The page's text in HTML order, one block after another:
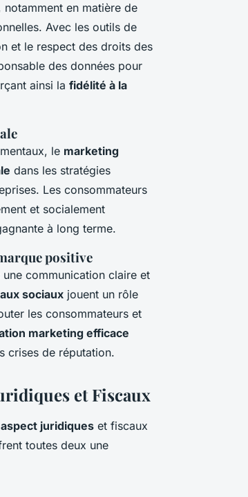
notamment en matière de
Avec les outils de
et le respect des droits des
des données pour
ainsi la fidélité à la
le marketing
dans les stratégies
Les consommateurs
et socialement
à long terme.
positive
communication claire et
sociaux jouent un rôle
les consommateurs et
marketing efficace
crises de réputation.
et Fiscaux
aspect juridiques et fiscaux
toutes deux une